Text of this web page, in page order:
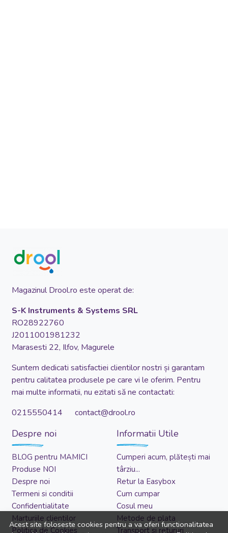
Acest site foloseste cookies pentru a va oferi functionalitatea
Magazinul Drool.ro este operat de:
S-K Instruments & Systems SRL
RO28922760
J2011001981232
Marasesti 22, Ilfov, Magurele
Suntem dedicati satisfactiei clientilor nostri și garantam
pentru calitatea produsele pe care vi le oferim. Pentru
mai multe informatii, nu ezitati să ne contactati:
0215550414 contact@drool.ro
Despre noi
BLOG pentru MAMICI
Produse NOI
Despre noi
Termeni si conditii
Confidentialitate
Marturiile clientilor
Politica de Cookies
Informatii Utile
Cumperi acum, plătești mai
târziu...
Retur la Easybox
Cum cumpar
Cosul meu
Metode de plata
Transport si retururi